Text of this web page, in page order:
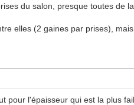
du salon, presque toutes de
elles (2 gaines par prises),
pour l'épaisseur qui est la plus